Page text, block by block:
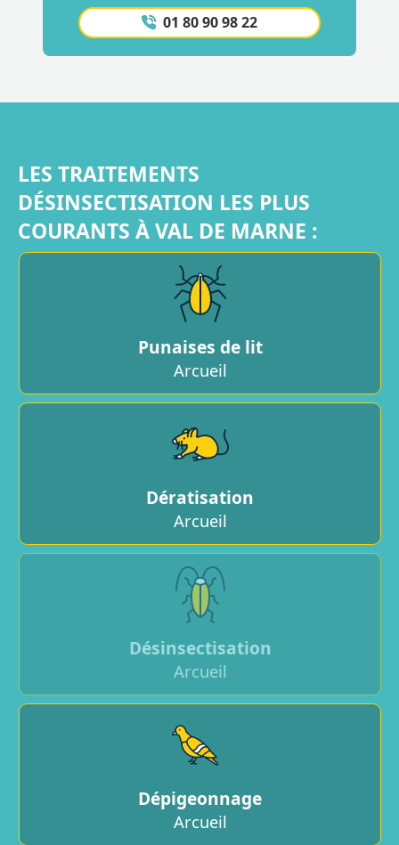
01 80 90 98 22
LES TRAITEMENTS
DÉSINSECTISATION LES PLUS
COURANTS À VAL DE MARNE :
Punaises de lit
Arcueil
Dératisation
Arcueil
Désinsectisation
Arcueil
Dépigeonnage
Arcueil